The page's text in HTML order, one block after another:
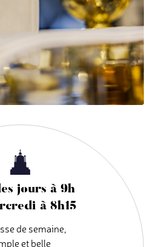
jours à 9h
à 8h15
de semaine,
et belle